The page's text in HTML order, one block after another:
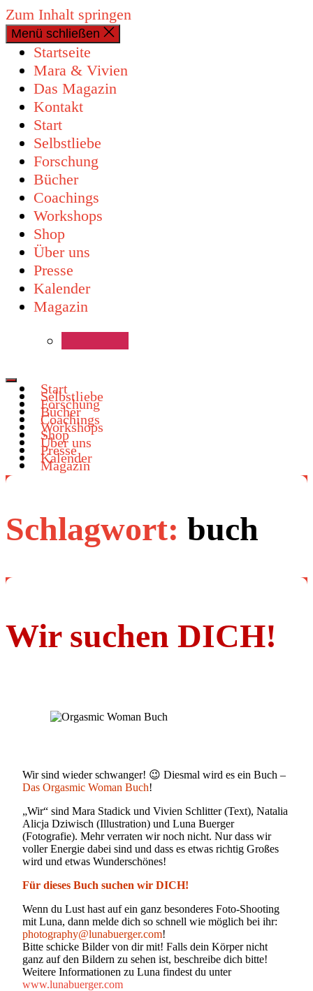
Zum Inhalt springen
Menü schließen
Startseite
Mara & Vivien
Das Magazin
Kontakt
Start
Selbstliebe
Forschung
Bücher
Coachings
Workshops
Shop
Über uns
Presse
Kalender
Magazin
Start
Selbstliebe
Forschung
Bücher
Coachings
Workshops
Shop
Über uns
Presse
Kalender
Magazin
Schlagwort: buch
Wir suchen DICH!
Wir sind wieder schwanger! 😉 Diesmal wird es ein Buch –
Das Orgasmic Woman Buch!
„Wir“ sind Mara Stadick und Vivien Schlitter (Text), Natalia
Alicja Dziwisch (Illustration) und Luna Buerger
(Fotografie). Mehr verraten wir noch nicht. Nur dass wir
voller Energie dabei sind und dass es etwas richtig Großes
wird und etwas Wunderschönes!
Für dieses Buch suchen wir DICH!
Wenn du Lust hast auf ein ganz besonderes Foto-Shooting
mit Luna, dann melde dich so schnell wie möglich bei ihr:
photography@lunabuerger.com!
Bitte schicke Bilder von dir mit! Falls dein Körper nicht
ganz auf den Bildern zu sehen ist, beschreibe dich bitte!
Weitere Informationen zu Luna findest du unter
www.lunabuerger.com